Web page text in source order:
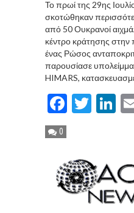
Το πρωί της 29ης
σκοτώθηκαν
από 50 Ουκρανοί
κέντρο κράτησης στην
ένας Ρώσος
παρουσίασε
HIMARS,
0